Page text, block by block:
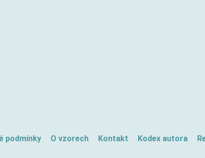
podmínky O vzorech Kontakt Kodex autora